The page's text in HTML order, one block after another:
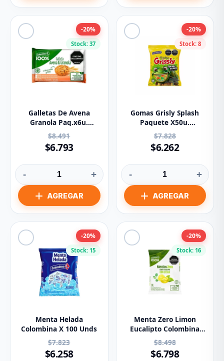
Stock: 37
-20%
Galletas De Avena
Granola Paq.x6u.
Colombina
$8.491
$6.793
- +
Stock: 8
-20%
Gomas Grisly Splash
Paquete X50u.
Colombina
$7.828
$6.262
- +
Stock: 15
-20%
Menta Helada
Colombina X 100 Unds
$7.823
$6.258
Stock: 16
-20%
Menta Zero Limon
Eucalipto Colombina
Paq.x50u.
$8.498
$6.798